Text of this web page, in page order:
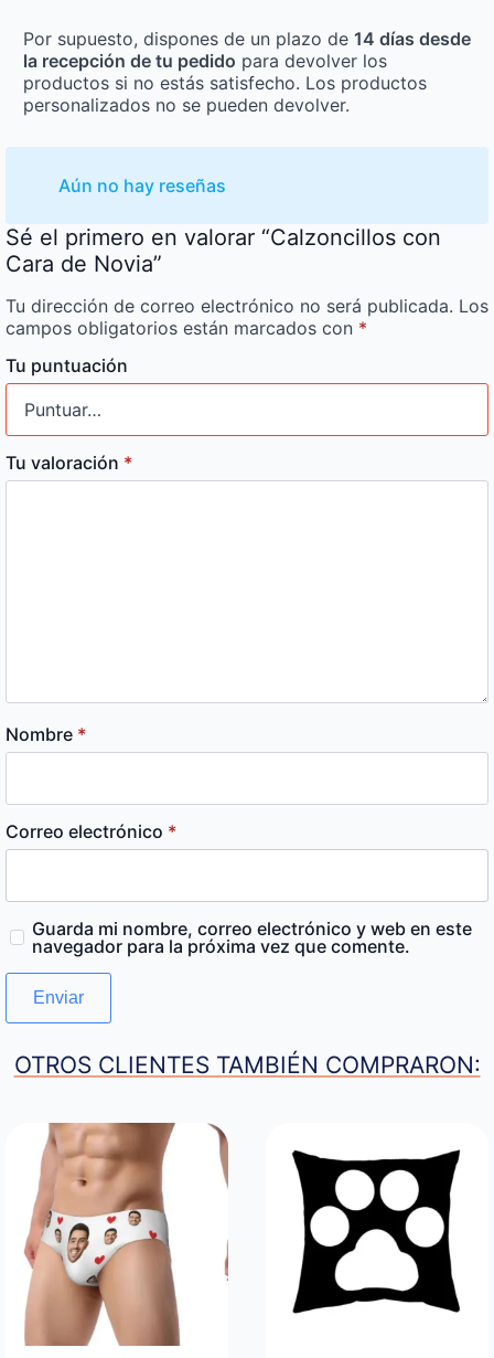
Por supuesto, dispones de un plazo de 14 días desde
la recepción de tu pedido para devolver los
productos si no estás satisfecho. Los productos
personalizados no se pueden devolver.
Aún no hay reseñas
Sé el primero en valorar “Calzoncillos con
Cara de Novia”
Tu dirección de correo electrónico no será publicada. Los
campos obligatorios están marcados con *
Tu puntuación
Tu valoración *
Nombre *
Correo electrónico *
Guarda mi nombre, correo electrónico y web en este
navegador para la próxima vez que comente.
OTROS CLIENTES TAMBIÉN COMPRARON: